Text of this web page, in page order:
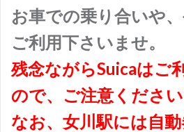
お車での乗り合いや
ご利用下さいませ。
残念ながらSuicaはご
ので、ご注意ください
なお、女川駅には自